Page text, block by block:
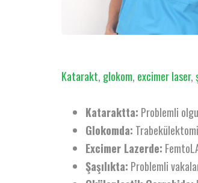
Katarakt, glokom, excimer laser,
Kataraktta: Problemli
Glokomda:
Excimer Lazerde:
Şaşılıkta: Problemli